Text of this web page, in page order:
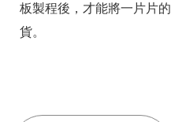
板製程後，才能將一片片
貨。